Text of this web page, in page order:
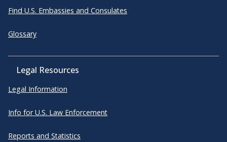
Find U.S. Embassies and Consulates
Glossary
Legal Resources
Legal Information
Info for U.S. Law Enforcement
Reports and Statistics